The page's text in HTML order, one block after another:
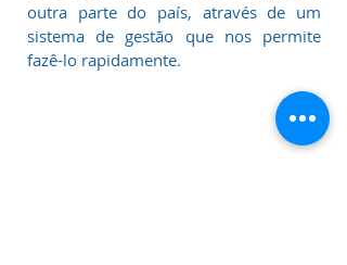
outra parte do país, através de um
sistema de gestão que nos permite
fazê-lo rapidamente.
Consultora imobiliária nacional com 14 anos
de experiência, especializada na oferta de